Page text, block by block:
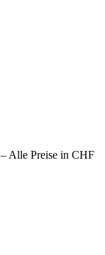
Alle Preise in CHF